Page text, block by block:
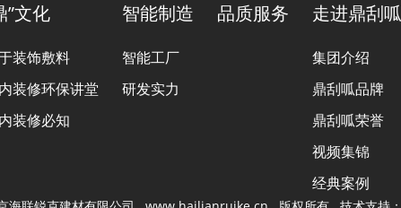
”文化
装饰敷料
装修环保讲堂
装修必知
智能制造
智能工厂
研发实力
品质服务 走进鼎刮呱
集团介绍
鼎刮呱品牌
鼎刮呱荣誉
视频集锦
经典案例